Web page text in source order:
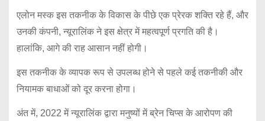
एलोन मस्क इस तकनीक के विकास के पीछे एक प्रेरक शक्ति रहे हैं, और
उनकी कंपनी, न्यूरालिंक ने इस क्षेत्र में महत्वपूर्ण प्रगति की है।
हालांकि, आगे की राह आसान नहीं होगी।
इस तकनीक के व्यापक रूप से उपलब्ध होने से पहले कई तकनीकी और
नियामक बाधाओं को दूर करना होगा।
अंत में, 2022 में न्यूरालिंक द्वारा मनुष्यों में ब्रेन चिप्स के आरोपण की